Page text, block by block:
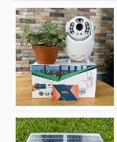
Thể
Thao
Dã
Ngoại